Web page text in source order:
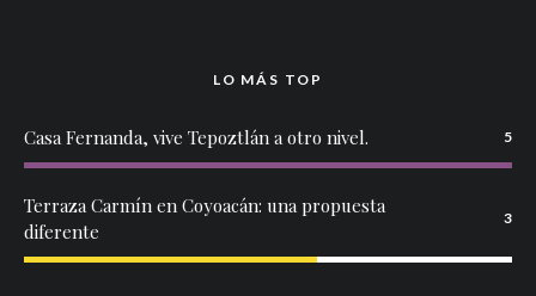
LO MÁS TOP
Casa Fernanda, vive Tepoztlán a otro nivel. 5
Terraza Carmín en Coyoacán: una propuesta
diferente
3